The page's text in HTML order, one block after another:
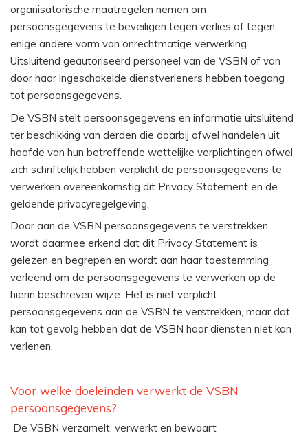
organisatorische maatregelen nemen om
persoonsgegevens te beveiligen tegen verlies of tegen
enige andere vorm van onrechtmatige verwerking.
Uitsluitend geautoriseerd personeel van de VSBN of van
door haar ingeschakelde dienstverleners hebben toegang
tot persoonsgegevens.
De VSBN stelt persoonsgegevens en informatie uitsluitend
ter beschikking van derden die daarbij ofwel handelen uit
hoofde van hun betreffende wettelijke verplichtingen ofwel
zich schriftelijk hebben verplicht de persoonsgegevens te
verwerken overeenkomstig dit Privacy Statement en de
geldende privacyregelgeving.
Door aan de VSBN persoonsgegevens te verstrekken,
wordt daarmee erkend dat dit Privacy Statement is
gelezen en begrepen en wordt aan haar toestemming
verleend om de persoonsgegevens te verwerken op de
hierin beschreven wijze. Het is niet verplicht
persoonsgegevens aan de VSBN te verstrekken, maar dat
kan tot gevolg hebben dat de VSBN haar diensten niet kan
verlenen.
Voor welke doeleinden verwerkt de VSBN
persoonsgegevens?
De VSBN verzamelt, verwerkt en bewaart